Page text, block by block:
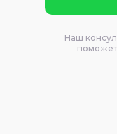
Наш